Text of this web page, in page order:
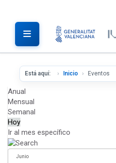
Está aquí: Inicio Eventos
Anual
Mensual
Semanal
Hoy
Ir al mes específico